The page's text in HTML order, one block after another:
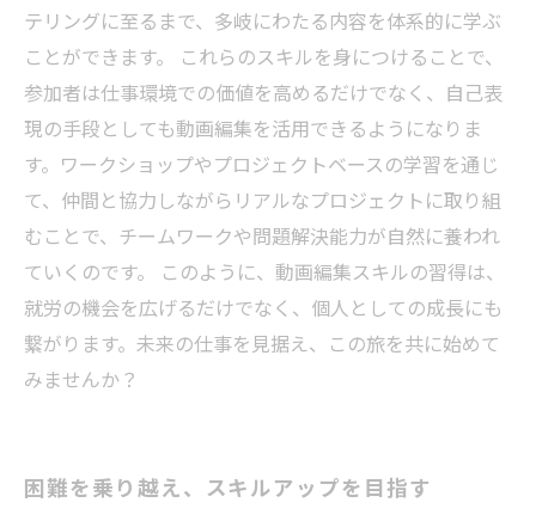
テリングに至るまで、多岐にわたる内容を体系的に学ぶ
ことができます。 これらのスキルを身につけることで、
参加者は仕事環境での価値を高めるだけでなく、自己表
現の手段としても動画編集を活用できるようになりま
す。ワークショップやプロジェクトベースの学習を通じ
て、仲間と協力しながらリアルなプロジェクトに取り組
むことで、チームワークや問題解決能力が自然に養われ
ていくのです。 このように、動画編集スキルの習得は、
就労の機会を広げるだけでなく、個人としての成長にも
繋がります。未来の仕事を見据え、この旅を共に始めて
みませんか？
困難を乗り越え、スキルアップを目指す